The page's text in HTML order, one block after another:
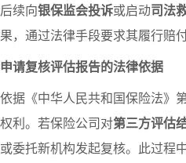
后续向银保监会投诉或启动司法
果，通过法律手段要求其履行赔付
申请复核评估报告的法律依据
依据《中华人民共和国保险法》
权利。若保险公司对第三方评估
或委托新机构发起复核。此过程